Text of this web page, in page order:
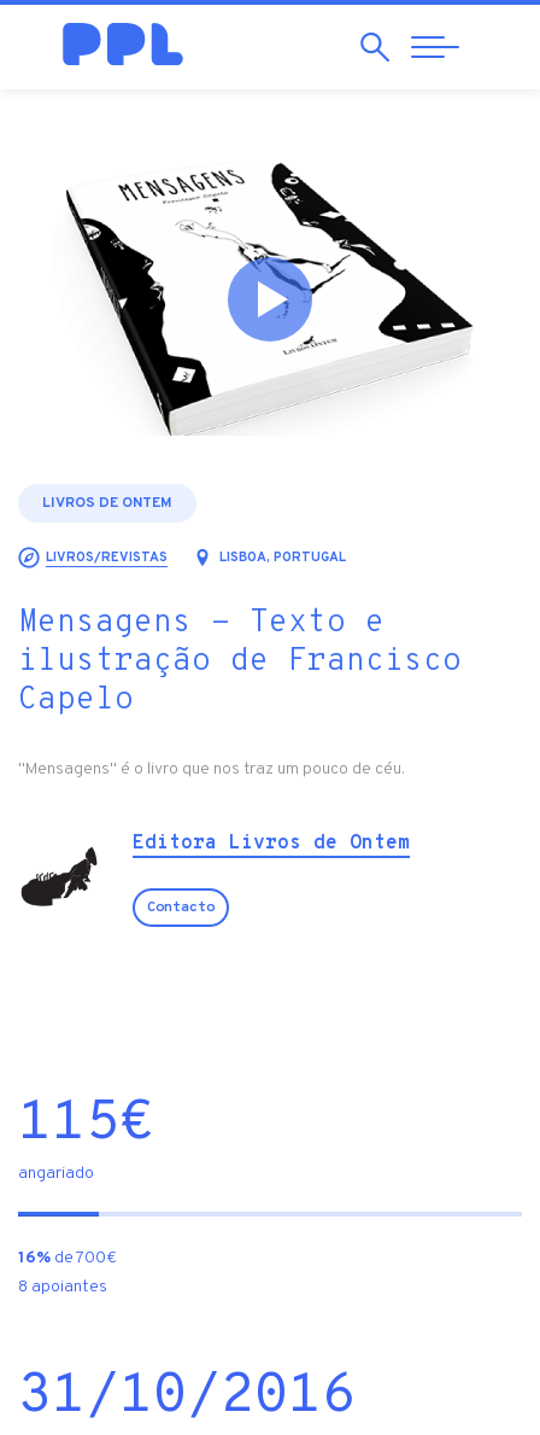
Pesquisar
Abrir
Navegação
LIVROS DE ONTEM
LIVROS/REVISTAS LISBOA, PORTUGAL
Mensagens - Texto e
ilustração de Francisco
Capelo
"Mensagens" é o livro que nos traz um pouco de céu.
Editora Livros de Ontem
Contacto
115€
angariado
16% de 700€
8 apoiantes
31/10/2016